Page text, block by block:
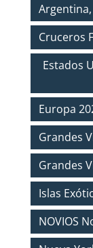
Cruceros
Estados
Europa
Grandes
Grandes
Islas
NOVIOS